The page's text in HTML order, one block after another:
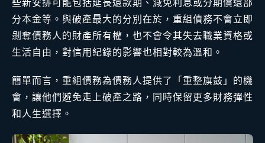
些新安排可能包括延長還款期、減免利息或分期償還部
分本金等。與破產最大的分別在於，重組債務不會立即
剝奪債務人的財產所有權，也不會令其失去職業資格或
生活自由，對信用紀錄的影響也相對較為溫和。
簡單而言，重組債務為債務人提供了「重整旗鼓」的機
會，讓他們避免走上破產之路，同時保留更多財務彈性
和人生選擇。